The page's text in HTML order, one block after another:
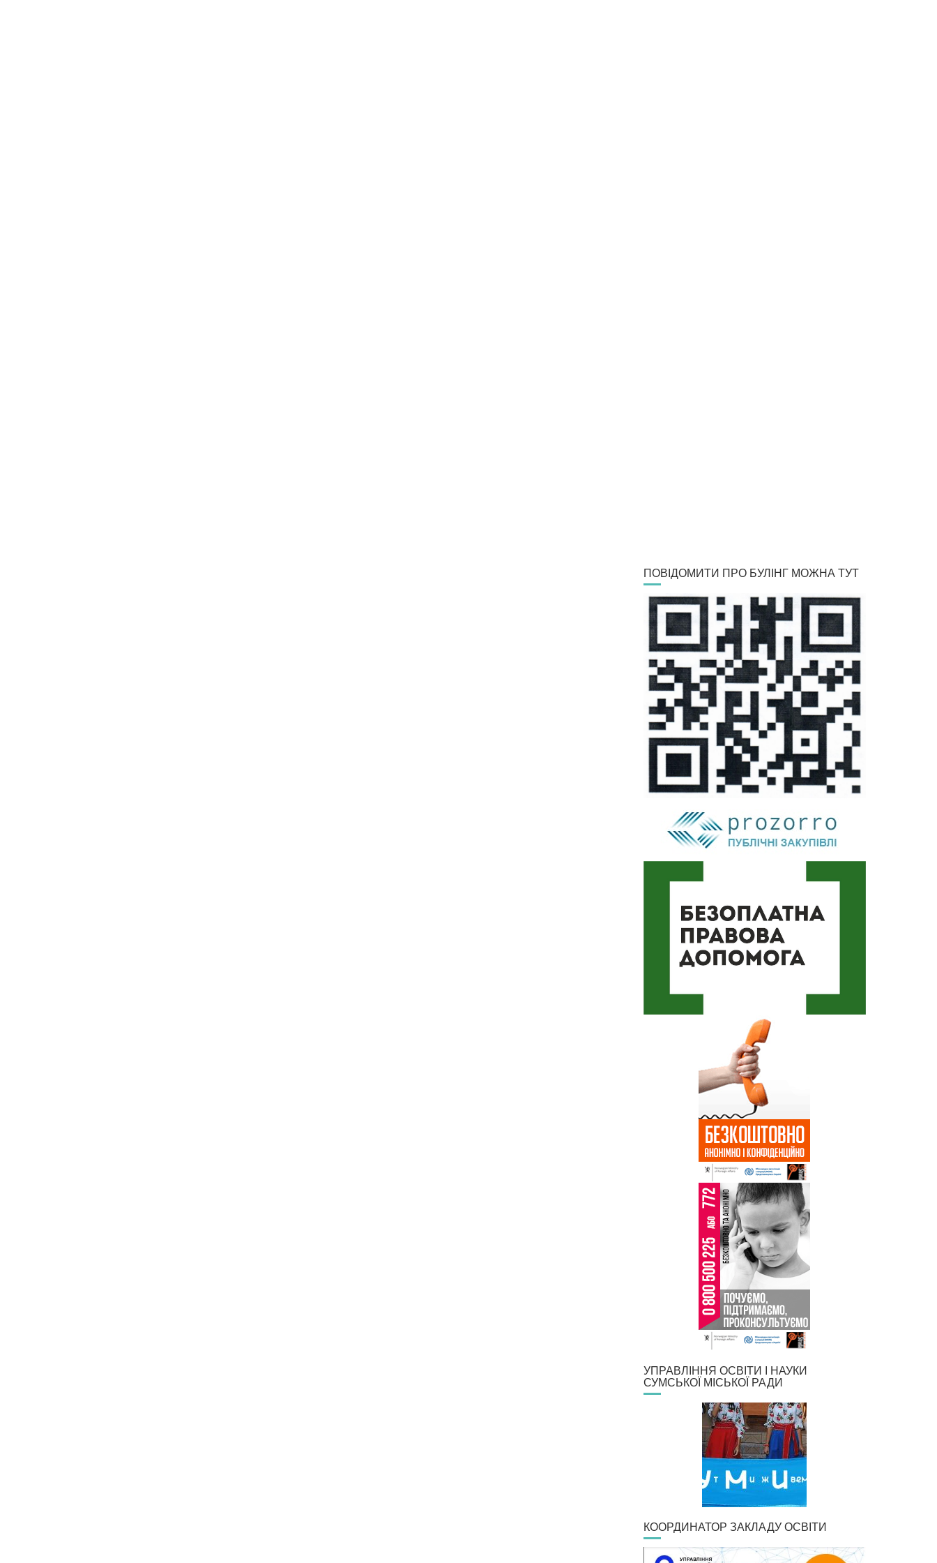
ПОВІДОМИТИ ПРО БУЛІНГ МОЖНА ТУТ
УПРАВЛІННЯ ОСВІТИ І НАУКИ
СУМСЬКОЇ МІСЬКОЇ РАДИ
КООРДИНАТОР ЗАКЛАДУ ОСВІТИ